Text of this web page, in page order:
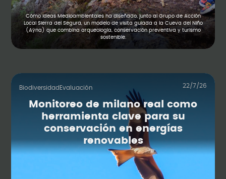
Cómo Ideas Medioambientales ha diseñado, junto al Grupo de Acción
Local Sierra del Segura, un modelo de visita guiada a la Cueva del Niño
(Aýna) que combina arqueología, conservación preventiva y turismo
sostenible.
Biodiversidad Evaluación 22/7/26
Monitoreo de milano real como
herramienta clave para su
conservación en energías
renovables